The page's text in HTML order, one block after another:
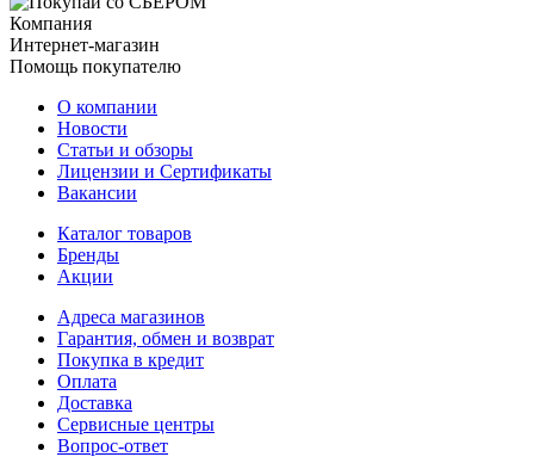
Компания
Интернет-магазин
Помощь покупателю
О компании
Новости
Статьи и обзоры
Лицензии и Сертификаты
Вакансии
Каталог товаров
Бренды
Акции
Адреса магазинов
Гарантия, обмен и возврат
Покупка в кредит
Оплата
Доставка
Сервисные центры
Вопрос-ответ